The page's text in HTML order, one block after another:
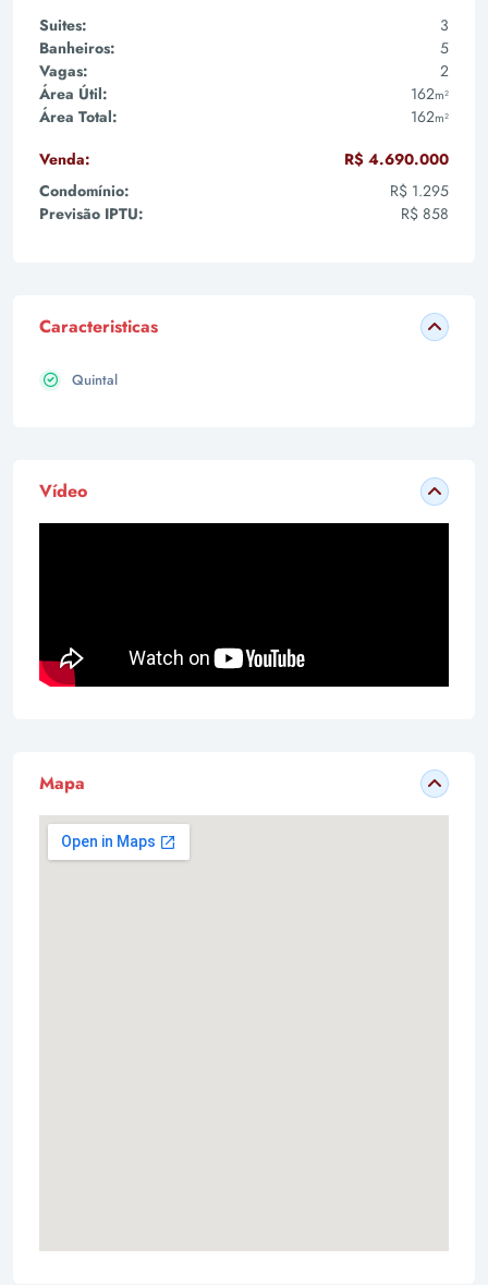
Suites:
3
Banheiros:
5
Vagas:
2
Área Útil:
162m²
Área Total: 162m²
Venda:
R$ 4.690.000
Condomínio:
R$ 1.295
Previsão IPTU:
R$ 858
Caracteristicas
Quintal
Vídeo
Mapa